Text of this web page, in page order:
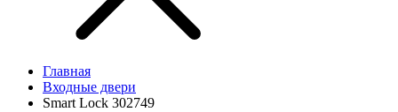
Главная
Входные двери
Smart Lock 302749